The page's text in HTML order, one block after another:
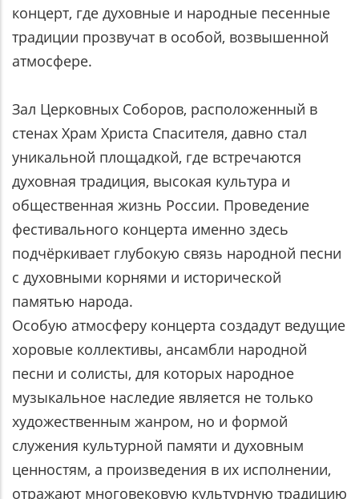
концерт, где духовные и народные песенные
традиции прозвучат в особой, возвышенной
атмосфере.
Зал Церковных Соборов, расположенный в
стенах Храм Христа Спасителя, давно стал
уникальной площадкой, где встречаются
духовная традиция, высокая культура и
общественная жизнь России. Проведение
фестивального концерта именно здесь
подчёркивает глубокую связь народной песни
с духовными корнями и исторической
памятью народа.
Особую атмосферу концерта создадут ведущие
хоровые коллективы, ансамбли народной
песни и солисты, для которых народное
музыкальное наследие является не только
художественным жанром, но и формой
служения культурной памяти и духовным
ценностям, а произведения в их исполнении,
отражают многовековую культурную традицию